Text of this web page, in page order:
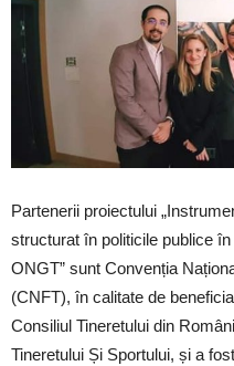
Partenerii proiectului
structurat în politicile publice
ONGT” sunt Convenția
(CNFT), în calitate de
Consiliul Tineretului din
Tineretului Și Sportului, și a